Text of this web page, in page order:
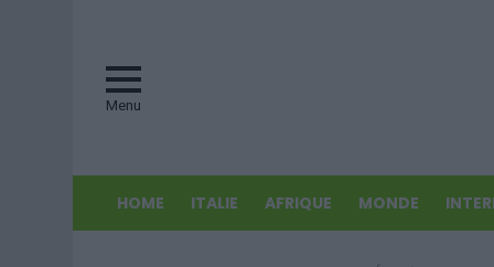
Menu
HOME ITALIE AFRIQUE MONDE